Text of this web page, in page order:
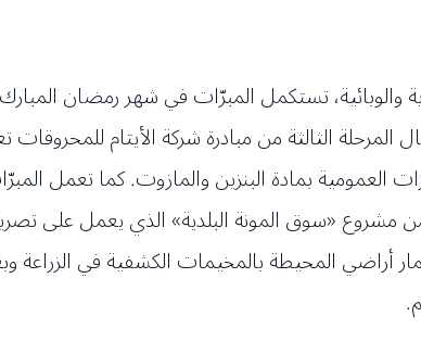
والوبائية، تستكمل المبرّات في شهر رمضان
الفانات والسيارات العمومية بمادة البنزين والمازوت. كما
مشروع «سوق المونة البلدية» الذي يعمل على
أراضي المحيطة بالمخيمات الكشفية في